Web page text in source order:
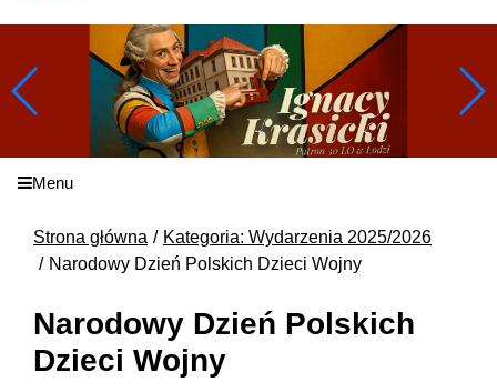
Menu
Strona główna
Kategoria: Wydarzenia 2025/2026
Narodowy Dzień Polskich Dzieci Wojny
Narodowy Dzień Polskich
Dzieci Wojny